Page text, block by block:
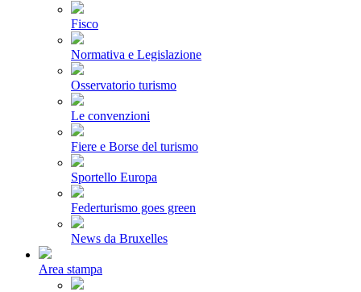
Fisco
Normativa e Legislazione
Osservatorio turismo
Le convenzioni
Fiere e Borse del turismo
Sportello Europa
Federturismo goes green
News da Bruxelles
Area stampa